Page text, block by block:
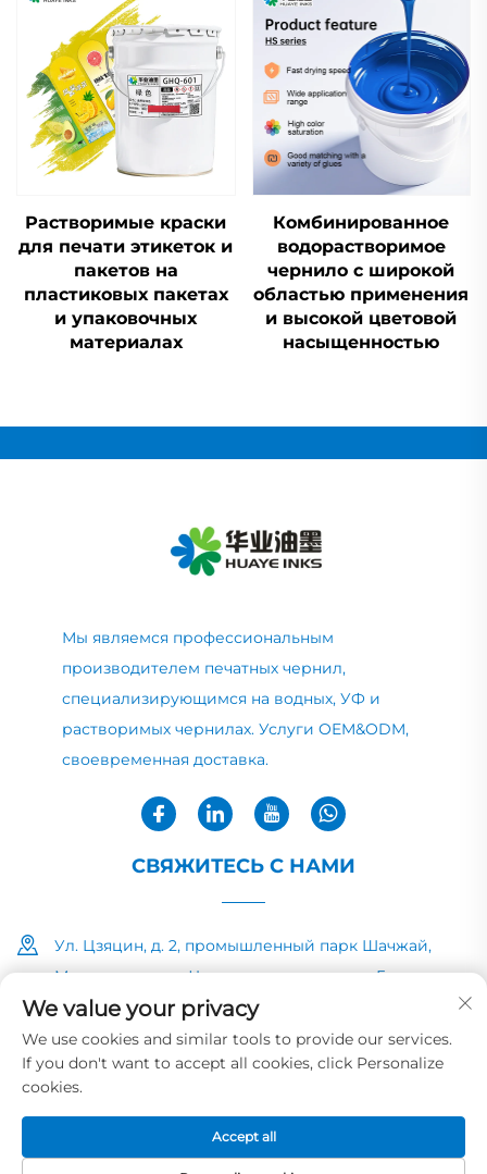
Растворимые краски
для печати этикеток и
пакетов на
пластиковых пакетах
и упаковочных
материалах
Комбинированное
водорастворимое
чернило с широкой
областью применения
и высокой цветовой
насыщенностью
Мы являемся профессиональным
производителем печатных чернил,
специализирующимся на водных, УФ и
растворимых чернилах. Услуги OEM&ODM,
своевременная доставка.
СВЯЖИТЕСЬ С НАМИ
Ул. Цзяцин, д. 2, промышленный парк Шачжай,
Минчжун, город Чжуншань, провинция Гуандун
+86-13726040081
[email protected]
Авторские права © 2025 компании HUAYE INK&PAINT
CO.,LTD Политика конфиденциальности
We value your privacy
We use cookies and similar tools to provide our services.
If you don't want to accept all cookies, click Personalize
cookies.
Accept all